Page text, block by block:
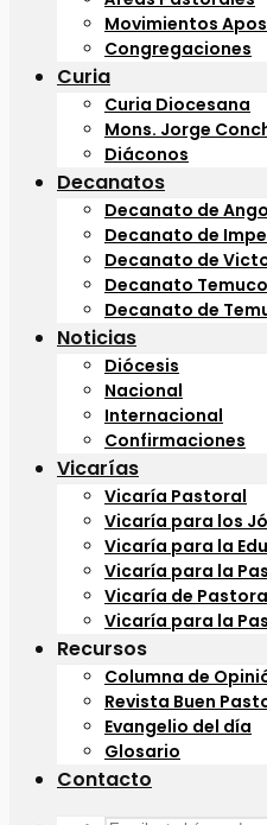
Movimientos
Congregaciones
Curia
Curia Diocesana
Mons. Jorge
Diáconos
Decanatos
Decanato de
Decanato de
Decanato de
Decanato
Decanato de
Noticias
Diócesis
Nacional
Internacional
Confirmaciones
Vicarías
Vicaría Pastoral
Vicaría para los
Vicaría para la
Vicaría para la
Vicaría de
Vicaría para la
Recursos
Columna de
Revista Buen
Evangelio del día
Glosario
Contacto